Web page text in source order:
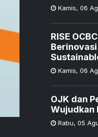
Kamis, 06
RISE
Kamis, 06
OJK dan
Wujudkan
Rabu, 05